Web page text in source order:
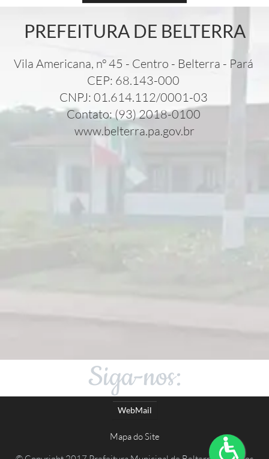
PREFEITURA DE BELTERRA
Vila Americana, nº 45 - Centro - Belterra - Pará
CEP: 68.143-000
CNPJ: 01.614.112/0001-03
Contato: (93) 2018-0100
www.belterra.pa.gov.br
Siga-nos:
WebMail
Mapa do Site